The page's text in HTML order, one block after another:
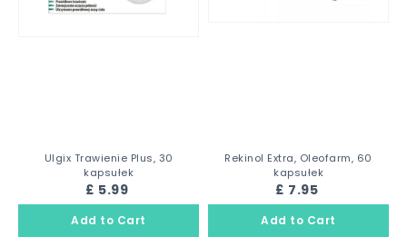
Ulgix Trawienie Plus, 30
kapsułek
£ 5.99
Rekinol Extra, Oleofarm, 60
kapsułek
£ 7.95